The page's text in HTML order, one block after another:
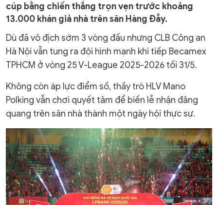
cúp bằng chiến thắng trọn vẹn trước khoảng
13.000 khán giả nhà trên sân Hàng Đẫy.
Dù đã vô địch sớm 3 vòng đấu nhưng CLB Công an
Hà Nội vẫn tung ra đội hình mạnh khi tiếp Becamex
TPHCM ở vòng 25 V-League 2025-2026 tối 31/5.
Không còn áp lực điểm số, thầy trò HLV Mano
Polking vẫn chơi quyết tâm để biến lễ nhận đăng
quang trên sân nhà thành một ngày hội thực sự.